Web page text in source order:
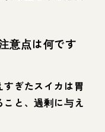
意点は何です
ぎたスイカは胃
と、過剰に与え